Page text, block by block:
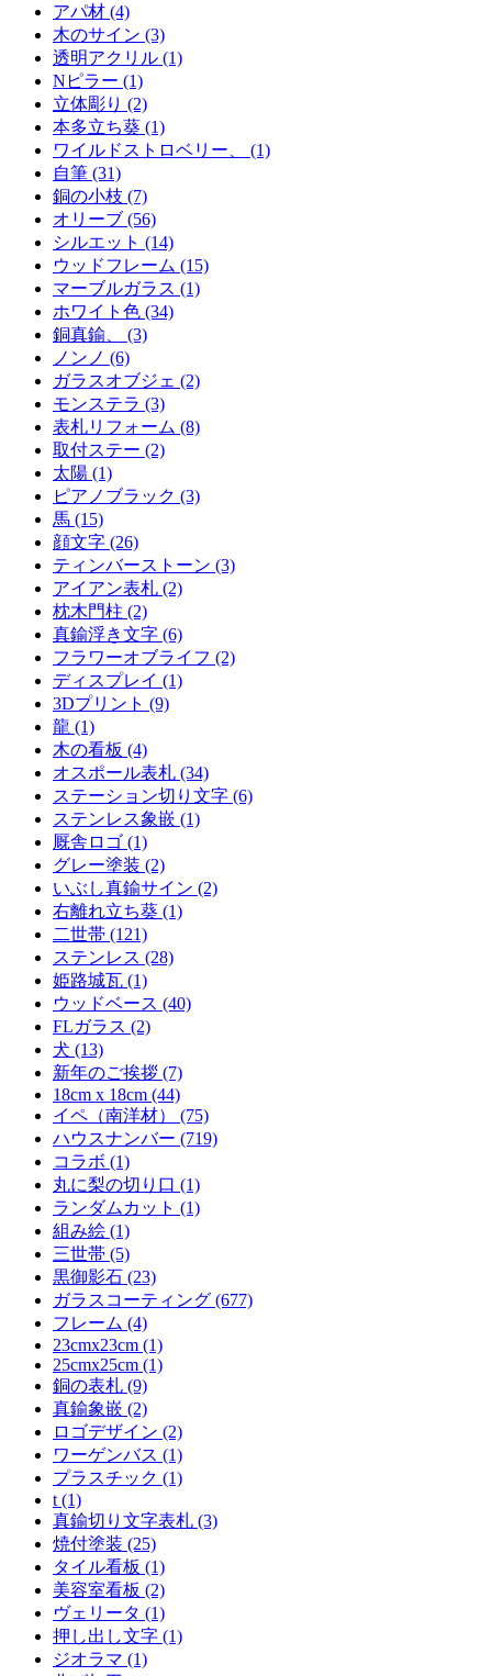
アパ材 (4)
木のサイン (3)
透明アクリル (1)
Nピラー (1)
立体彫り (2)
本多立ち葵 (1)
ワイルドストロベリー、 (1)
自筆 (31)
銅の小枝 (7)
オリーブ (56)
シルエット (14)
ウッドフレーム (15)
マーブルガラス (1)
ホワイト色 (34)
銅真鍮、 (3)
ノンノ (6)
ガラスオブジェ (2)
モンステラ (3)
表札リフォーム (8)
取付ステー (2)
太陽 (1)
ピアノブラック (3)
馬 (15)
顔文字 (26)
ティンバーストーン (3)
アイアン表札 (2)
枕木門柱 (2)
真鍮浮き文字 (6)
フラワーオブライフ (2)
ディスプレイ (1)
3Dプリント (9)
龍 (1)
木の看板 (4)
オスポール表札 (34)
ステーション切り文字 (6)
ステンレス象嵌 (1)
厩舎ロゴ (1)
グレー塗装 (2)
いぶし真鍮サイン (2)
右離れ立ち葵 (1)
二世帯 (121)
ステンレス (28)
姫路城瓦 (1)
ウッドベース (40)
FLガラス (2)
犬 (13)
新年のご挨拶 (7)
18cm x 18cm (44)
イペ（南洋材） (75)
ハウスナンバー (719)
コラボ (1)
丸に梨の切り口 (1)
ランダムカット (1)
組み絵 (1)
三世帯 (5)
黒御影石 (23)
ガラスコーティング (677)
フレーム (4)
23cmx23cm (1)
25cmx25cm (1)
銅の表札 (9)
真鍮象嵌 (2)
ロゴデザイン (2)
ワーゲンバス (1)
プラスチック (1)
t (1)
真鍮切り文字表札 (3)
焼付塗装 (25)
タイル看板 (1)
美容室看板 (2)
ヴェリータ (1)
押し出し文字 (1)
ジオラマ (1)